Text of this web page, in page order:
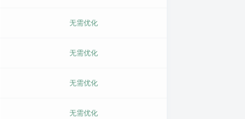
无需优化
无需优化
无需优化
无需优化